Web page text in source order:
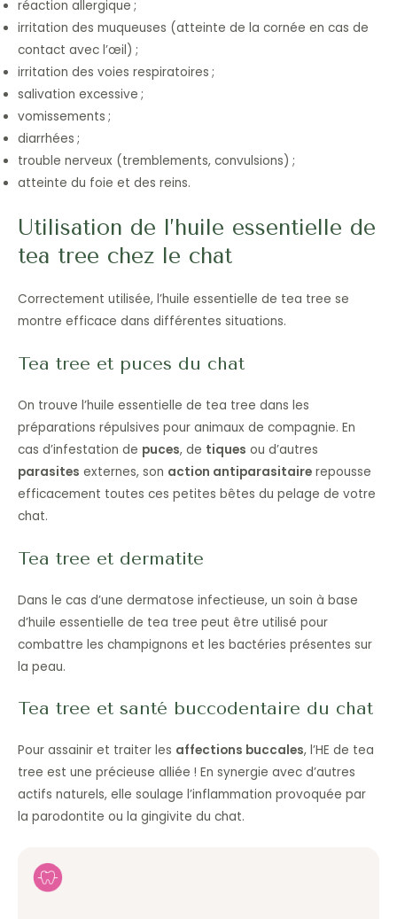
réaction allergique ;
irritation des muqueuses (atteinte de la cornée en cas de
contact avec l’œil) ;
irritation des voies respiratoires ;
salivation excessive ;
vomissements ;
diarrhées ;
trouble nerveux (tremblements, convulsions) ;
atteinte du foie et des reins.
Utilisation de l’huile essentielle de
tea tree chez le chat
Correctement utilisée, l’huile essentielle de tea tree se
montre efficace dans différentes situations.
Tea tree et puces du chat
On trouve l’huile essentielle de tea tree dans les
préparations répulsives pour animaux de compagnie. En
cas d’infestation de puces, de tiques ou d’autres
parasites externes, son action antiparasitaire repousse
efficacement toutes ces petites bêtes du pelage de votre
chat.
Tea tree et dermatite
Dans le cas d’une dermatose infectieuse, un soin à base
d’huile essentielle de tea tree peut être utilisé pour
combattre les champignons et les bactéries présentes sur
la peau.
Tea tree et santé buccodentaire du chat
Pour assainir et traiter les affections buccales, l’HE de tea
tree est une précieuse alliée ! En synergie avec d’autres
actifs naturels, elle soulage l’inflammation provoquée par
la parodontite ou la gingivite du chat.